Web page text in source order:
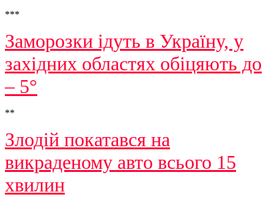
***
Заморозки ідуть в Україну, у
західних областях обіцяють до
– 5°
**
Злодій покатався на
викраденому авто всього 15
хвилин